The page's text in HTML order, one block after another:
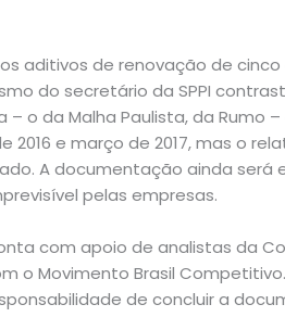
aditivos de renovação de
do secretário da SPPI
o da Malha Paulista, da Rumo
e março de 2017, mas o
A documentação ainda será
pelas empresas.
com apoio de analistas da
o Movimento Brasil
de concluir a